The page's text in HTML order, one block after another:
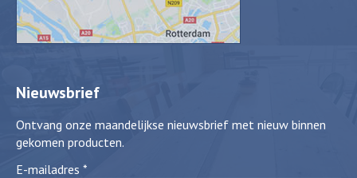
Nieuwsbrief
Ontvang onze maandelijkse nieuwsbrief met nieuw binnen
gekomen producten.
E-mailadres *